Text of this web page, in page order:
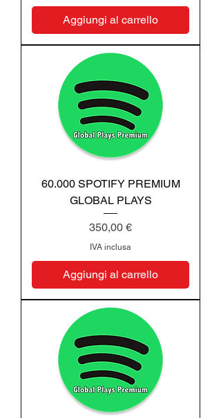
Aggiungi al carrello
60.000 SPOTIFY PREMIUM
GLOBAL PLAYS
Prezzo
350,00 €
IVA inclusa
Aggiungi al carrello